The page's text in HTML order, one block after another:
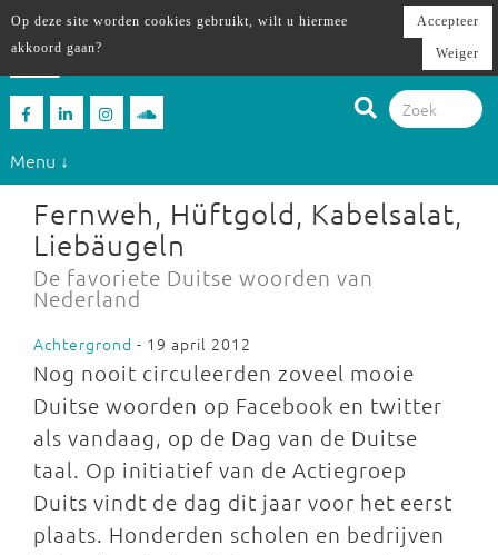
Menu ↓
Fernweh, Hüftgold, Kabelsalat,
Liebäugeln
De favoriete Duitse woorden van
Nederland
Achtergrond - 19 april 2012
Nog nooit circuleerden zoveel mooie
Duitse woorden op Facebook en twitter
als vandaag, op de Dag van de Duitse
taal. Op initiatief van de Actiegroep
Duits vindt de dag dit jaar voor het eerst
plaats. Honderden scholen en bedrijven
Op deze site worden cookies gebruikt, wilt u hiermee
akkoord gaan?
Accepteer
Weiger